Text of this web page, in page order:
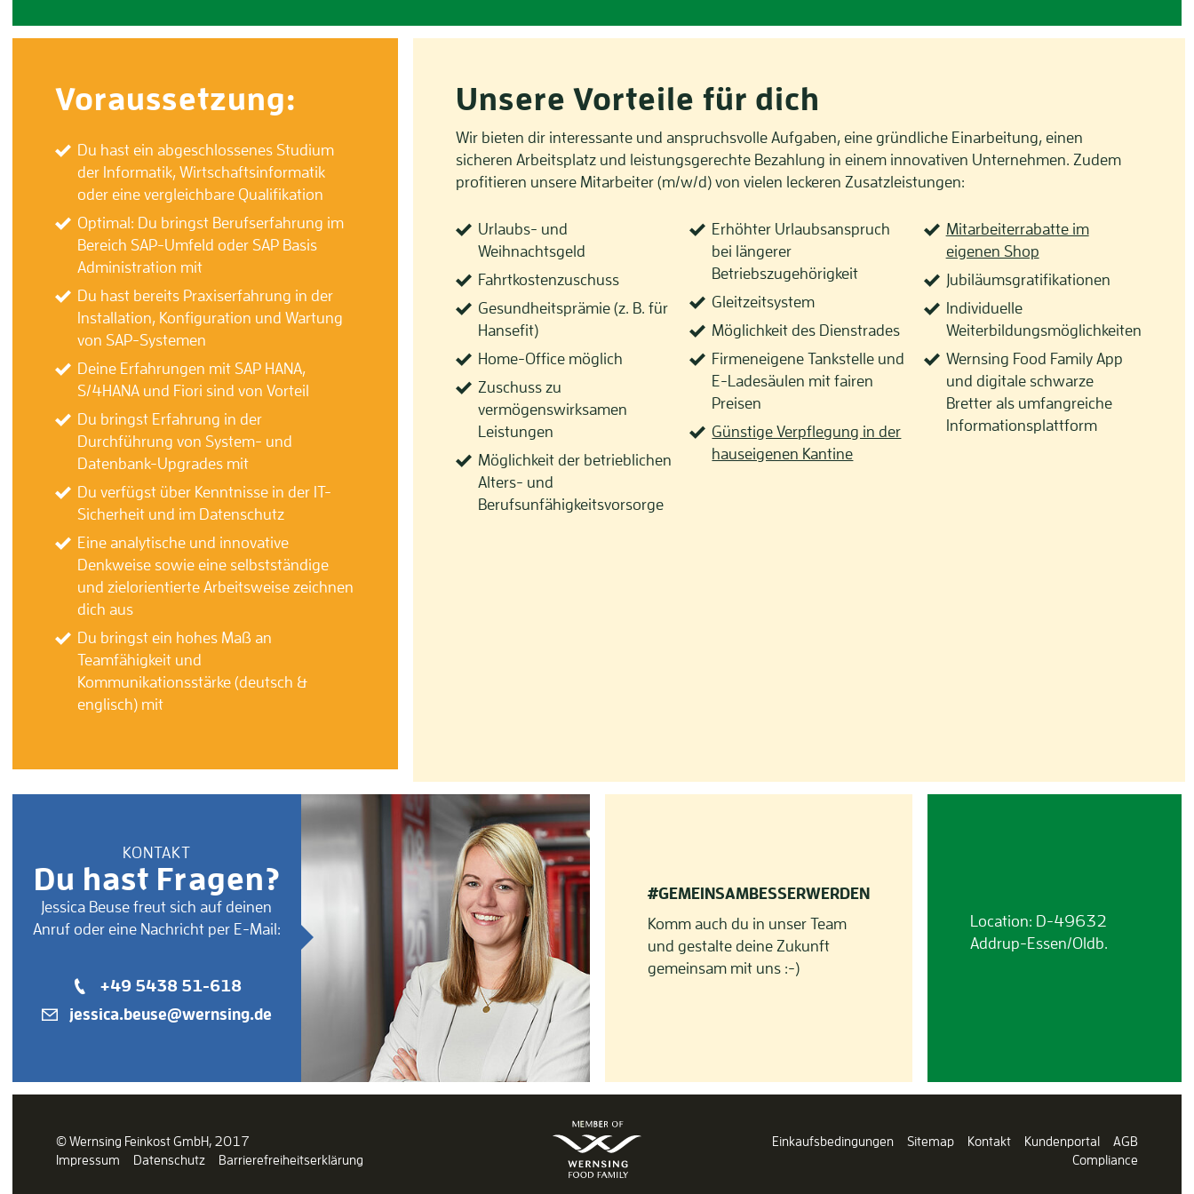
Voraussetzung:
Du hast ein abgeschlossenes Studium
der Informatik, Wirtschaftsinformatik
oder eine vergleichbare Qualifikation
Optimal: Du bringst Berufserfahrung im
Bereich SAP-Umfeld oder SAP Basis
Administration mit
Du hast bereits Praxiserfahrung in der
Installation, Konfiguration und Wartung
von SAP-Systemen
Deine Erfahrungen mit SAP HANA,
S/4HANA und Fiori sind von Vorteil
Du bringst Erfahrung in der
Durchführung von System- und
Datenbank-Upgrades mit
Du verfügst über Kenntnisse in der IT-
Sicherheit und im Datenschutz
Eine analytische und innovative
Denkweise sowie eine selbstständige
und zielorientierte Arbeitsweise zeichnen
dich aus
Du bringst ein hohes Maß an
Teamfähigkeit und
Kommunikationsstärke (deutsch &
englisch) mit
Unsere Vorteile für dich
Wir bieten dir interessante und anspruchsvolle Aufgaben, eine gründliche Einarbeitung, einen
sicheren Arbeitsplatz und leistungsgerechte Bezahlung in einem innovativen Unternehmen. Zudem
profitieren unsere Mitarbeiter (m/w/d) von vielen leckeren Zusatzleistungen:
Urlaubs- und
Weihnachtsgeld
Fahrtkostenzuschuss
Gesundheitsprämie (z. B. für
Hansefit)
Home-Office möglich
Zuschuss zu
vermögenswirksamen
Leistungen
Möglichkeit der betrieblichen
Alters- und
Berufsunfähigkeitsvorsorge
Erhöhter Urlaubsanspruch
bei längerer
Betriebszugehörigkeit
Gleitzeitsystem
Möglichkeit des Dienstrades
Firmeneigene Tankstelle und
E-Ladesäulen mit fairen
Preisen
Günstige Verpflegung in der
hauseigenen Kantine
Mitarbeiterrabatte im
eigenen Shop
Jubiläumsgratifikationen
Individuelle
Weiterbildungsmöglichkeiten
Wernsing Food Family App
und digitale schwarze
Bretter als umfangreiche
Informationsplattform
KONTAKT
Du hast Fragen?
Jessica Beuse freut sich auf deinen
Anruf oder eine Nachricht per E-Mail:
+49 5438 51-618
jessica.beuse@wernsing.de
#GEMEINSAMBESSERWERDEN
Komm auch du in unser Team
und gestalte deine Zukunft
gemeinsam mit uns :-)
Location: D-49632
Addrup-Essen/Oldb.
© Wernsing Feinkost GmbH, 2017
Impressum
Datenschutz Barrierefreiheitserklärung
Einkaufsbedingungen Sitemap Kontakt Kundenportal
AGB
Compliance